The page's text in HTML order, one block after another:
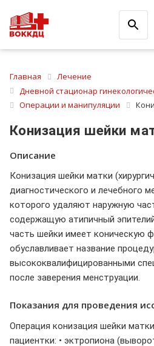
Главная
Лечение
Дневной стационар
Операции и манипуляции
Конизация шейки
Описание
Конизация шейки матки
диагностического и лечебного
которого удаляют наружную
содержащую атипичный
часть шейки имеет коническую
обуславливает название
высококвалифицированными
после заверения менструации.
Показания для проведения
Операция конизация шейки
пациентки: • эктропиона